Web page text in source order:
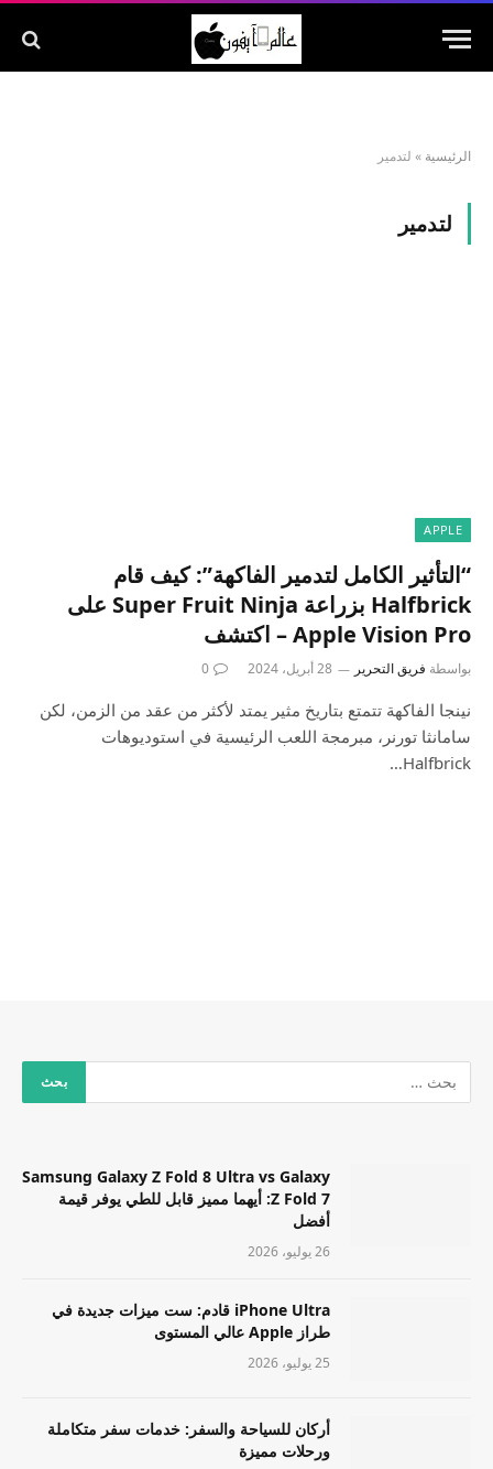
الرئيسية » لتدمير
لتدمير
APPLE
“التأثير الكامل لتدمير الفاكهة”: كيف قام
Halfbrick بزراعة Super Fruit Ninja على
Apple Vision Pro – اكتشف
بواسطة فريق التحرير 28 أبريل، 2024 0
نينجا الفاكهة تتمتع بتاريخ مثير يمتد لأكثر من عقد من الزمن، لكن
سامانثا تورنر، مبرمجة اللعب الرئيسية في استوديوهات
Halfbrick…
Samsung Galaxy Z Fold 8 Ultra vs Galaxy
Z Fold 7: أيهما مميز قابل للطي يوفر قيمة
أفضل
26 يوليو، 2026
iPhone Ultra قادم: ست ميزات جديدة في
طراز Apple عالي المستوى
25 يوليو، 2026
أركان للسياحة والسفر: خدمات سفر متكاملة
ورحلات مميزة